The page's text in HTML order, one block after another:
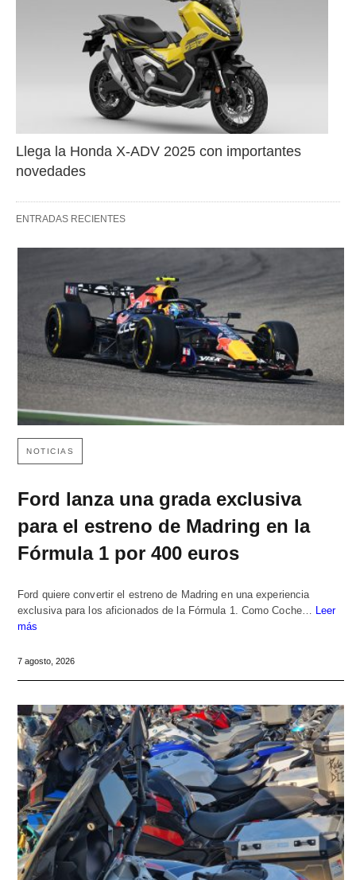
Llega la Honda X-ADV 2025 con importantes
novedades
ENTRADAS RECIENTES
NOTICIAS
Ford lanza una grada exclusiva
para el estreno de Madring en la
Fórmula 1 por 400 euros
Ford quiere convertir el estreno de Madring en una experiencia
exclusiva para los aficionados de la Fórmula 1. Como Coche… Leer
más
7 agosto, 2026